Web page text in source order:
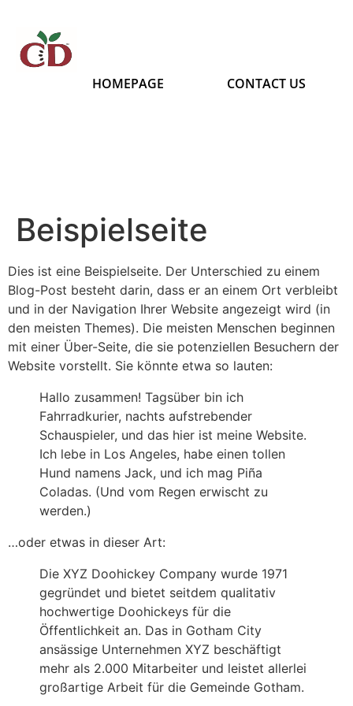
HOMEPAGE CONTACT US
Beispielseite
Dies ist eine Beispielseite. Der Unterschied zu einem
Blog-Post besteht darin, dass er an einem Ort verbleibt
und in der Navigation Ihrer Website angezeigt wird (in
den meisten Themes). Die meisten Menschen beginnen
mit einer Über-Seite, die sie potenziellen Besuchern der
Website vorstellt. Sie könnte etwa so lauten:
Hallo zusammen! Tagsüber bin ich
Fahrradkurier, nachts aufstrebender
Schauspieler, und das hier ist meine Website.
Ich lebe in Los Angeles, habe einen tollen
Hund namens Jack, und ich mag Piña
Coladas. (Und vom Regen erwischt zu
werden.)
…oder etwas in dieser Art:
Die XYZ Doohickey Company wurde 1971
gegründet und bietet seitdem qualitativ
hochwertige Doohickeys für die
Öffentlichkeit an. Das in Gotham City
ansässige Unternehmen XYZ beschäftigt
mehr als 2.000 Mitarbeiter und leistet allerlei
großartige Arbeit für die Gemeinde Gotham.